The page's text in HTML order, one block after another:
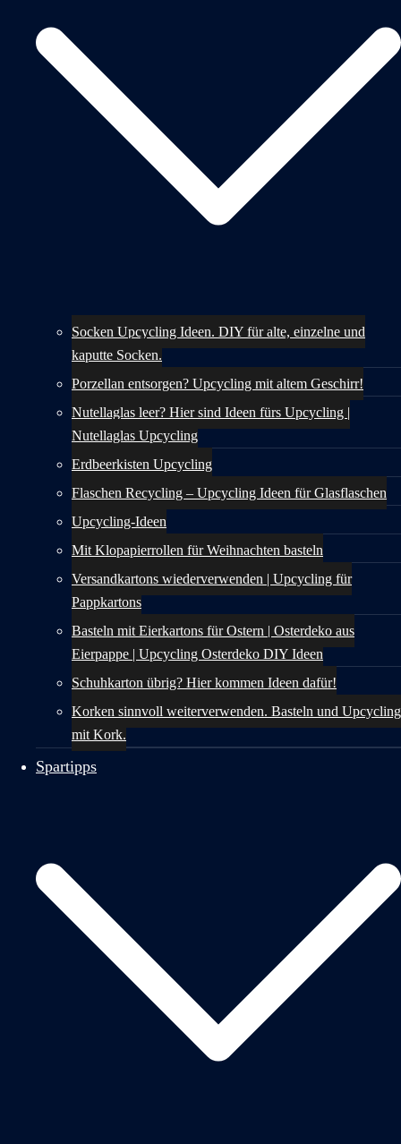
Socken Upcycling Ideen. DIY für alte, einzelne und
kaputte Socken.
Porzellan entsorgen? Upcycling mit altem Geschirr!
Nutellaglas leer? Hier sind Ideen fürs Upcycling |
Nutellaglas Upcycling
Erdbeerkisten Upcycling
Flaschen Recycling – Upcycling Ideen für Glasflaschen
Upcycling-Ideen
Mit Klopapierrollen für Weihnachten basteln
Versandkartons wiederverwenden | Upcycling für
Pappkartons
Basteln mit Eierkartons für Ostern | Osterdeko aus
Eierpappe | Upcycling Osterdeko DIY Ideen
Schuhkarton übrig? Hier kommen Ideen dafür!
Korken sinnvoll weiterverwenden. Basteln und Upcycling
mit Kork.
Spartipps